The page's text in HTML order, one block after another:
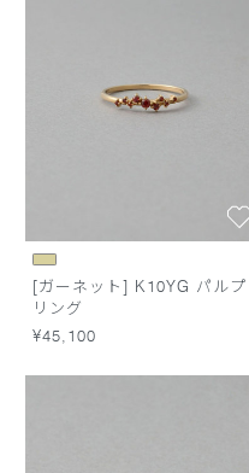
[ガーネット] K10YG パルプ
リング
¥45,100